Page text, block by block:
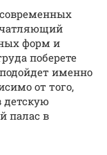
форм и
поберете
именно
от того,
детскую
палас в